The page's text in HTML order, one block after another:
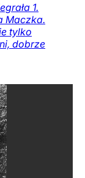
1.
Maczka.
tylko
dobrze